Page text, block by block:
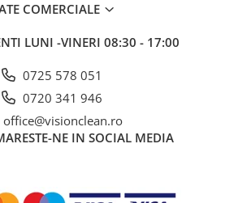
COMERCIALE
LUNI -VINERI 08:30 - 17:00
0725 578 051
0720 341 946
office@visionclean.ro
NE IN SOCIAL MEDIA